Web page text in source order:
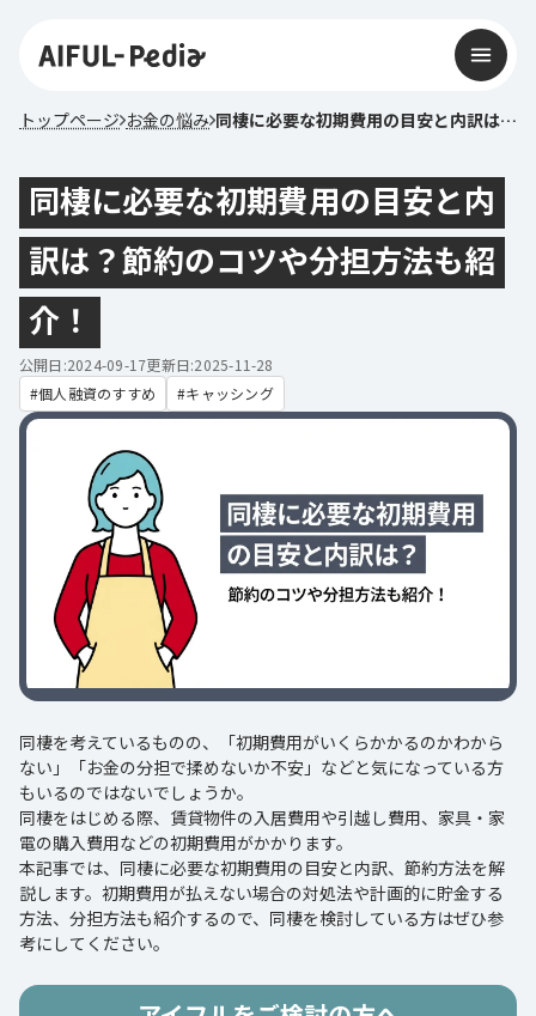
トップページ お金の悩み 同棲に必要な初期費用の目安と内訳は？節約のコツや分担方法も紹介！
同棲に必要な初期費用の目安と内
訳は？節約のコツや分担方法も紹
介！
公開日:2024-09-17更新日:2025-11-28
個人融資のすすめ
キャッシング
同棲を考えているものの、「初期費用がいくらかかるのかわから
ない」「お金の分担で揉めないか不安」などと気になっている方
もいるのではないでしょうか。
同棲をはじめる際、賃貸物件の入居費用や引越し費用、家具・家
電の購入費用などの初期費用がかかります。
本記事では、同棲に必要な初期費用の目安と内訳、節約方法を解
説します。初期費用が払えない場合の対処法や計画的に貯金する
方法、分担方法も紹介するので、同棲を検討している方はぜひ参
考にしてください。